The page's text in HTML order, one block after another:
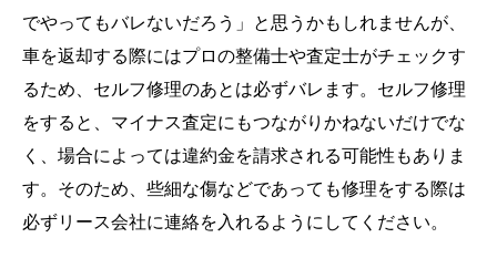
でやってもバレないだろう」と思うかもしれませんが、
車を返却する際にはプロの整備士や査定士がチェックす
るため、セルフ修理のあとは必ずバレます。セルフ修理
をすると、マイナス査定にもつながりかねないだけでな
く、場合によっては違約金を請求される可能性もありま
す。そのため、些細な傷などであっても修理をする際は
必ずリース会社に連絡を入れるようにしてください。